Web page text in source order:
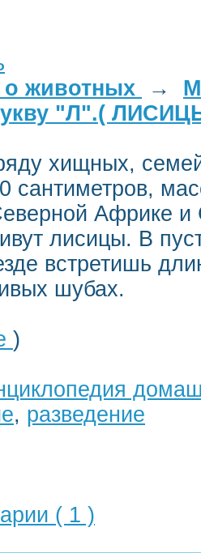
о животных
→
"Л".(
хищных,
сантиметров,
Африке
лисицы. В
встретишь
шубах.
)
, разведение
( 1 )